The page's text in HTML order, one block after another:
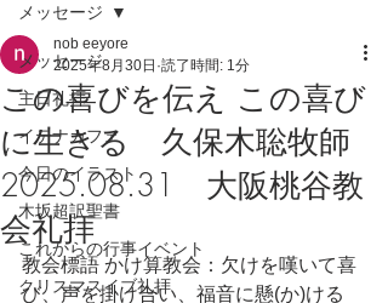
メッセージ
主日礼拝
イテナカフェ
今日のイラスト
木坂超訳聖書
これからの行事イベント
クリスマスイブ礼拝
メッセージ
この喜びを伝え この喜び
に生きる 久保木聡牧師
2025.08.31 大阪桃谷教
会礼拝
nob eeyore
2025年8月30日 読了時間: 1分
教会標語 かけ算教会：欠けを嘆いて喜
び、声を掛け合い、福音に懸(か)ける